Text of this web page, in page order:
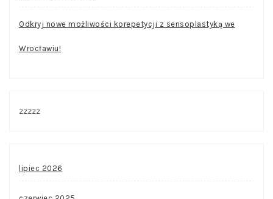
Odkryj nowe możliwości korepetycji z sensoplastyką we
Wrocławiu!
zzzzz
lipiec 2026